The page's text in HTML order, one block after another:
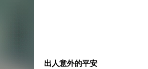
出人意外的平安